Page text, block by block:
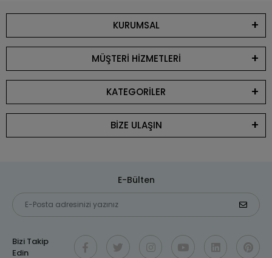
KURUMSAL
MÜŞTERİ HİZMETLERİ
KATEGORİLER
BİZE ULAŞIN
E-Bülten
Bizi Takip
Edin